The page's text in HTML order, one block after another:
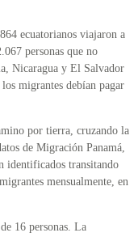
ecuatorianos viajaron a
personas que no
Nicaragua y El Salvador
migrantes debían pagar
por tierra, cruzando la
de Migración Panamá,
identificados transitando
mensualmente, en
16 personas. La